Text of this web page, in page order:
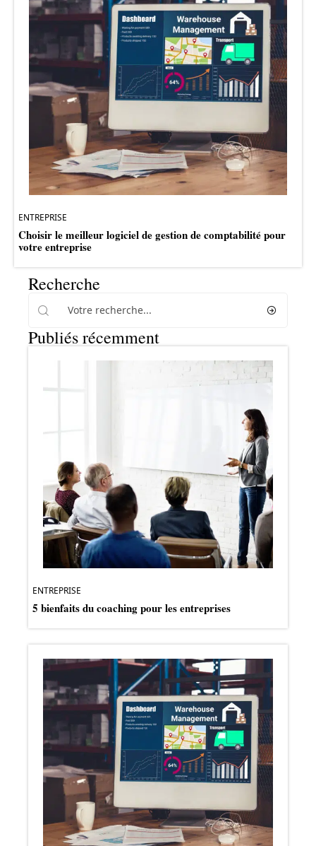
ENTREPRISE
Choisir le meilleur logiciel de gestion de comptabilité pour
votre entreprise
Recherche
Publiés récemment
ENTREPRISE
5 bienfaits du coaching pour les entreprises